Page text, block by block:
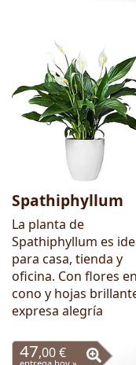
Spathiphyllum
La planta de
Spathiphyllum es
para casa, tienda y
oficina. Con flores en
cono y hojas
expresa alegría
47,00 €